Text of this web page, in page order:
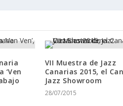
‘Ven
VII Muestra de Jazz
Canarias 2015, el
Jazz Showroom
28/07/2015